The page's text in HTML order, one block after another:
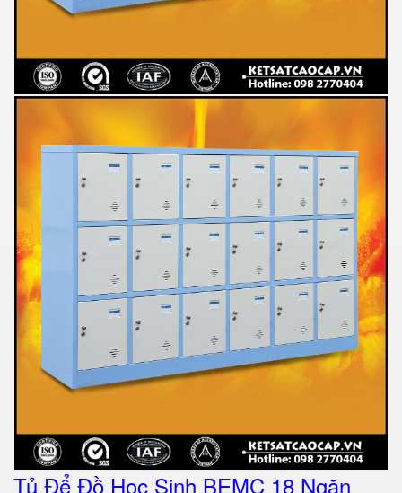
Tủ Để Đồ Học Sinh BEMC 18 Ngăn